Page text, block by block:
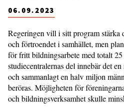
06.09.2023
Regeringen vill i sitt program stärka
och förtroendet i samhället, men
för fritt bildningsarbete med totalt
studiecentralernas del innebär det
och sammanlagt en halv miljon
beröras. Möjligheten för
och bildningsverksamhet skulle